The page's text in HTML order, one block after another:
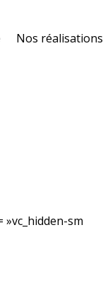
Nos réalisations
sm